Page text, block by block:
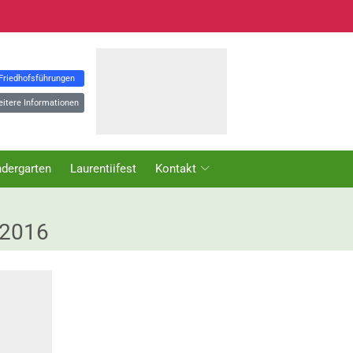
Informationen
Laurentiifest Kontakt